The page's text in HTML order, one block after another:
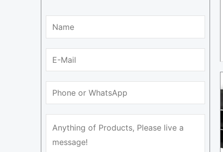
a
m
*
-
m
i
E
u
m